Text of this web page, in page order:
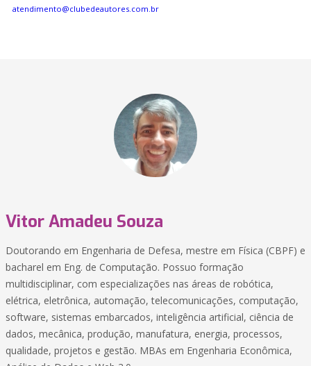
atendimento@clubedeautores.com.br
Vitor Amadeu Souza
Doutorando em Engenharia de Defesa, mestre em Física (CBPF) e
bacharel em Eng. de Computação. Possuo formação
multidisciplinar, com especializações nas áreas de robótica,
elétrica, eletrônica, automação, telecomunicações, computação,
software, sistemas embarcados, inteligência artificial, ciência de
dados, mecânica, produção, manufatura, energia, processos,
qualidade, projetos e gestão. MBAs em Engenharia Econômica,